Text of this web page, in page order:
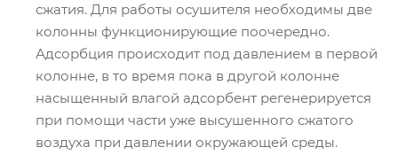
сжатия. Для работы осушителя необходимы две
колонны функционирующие поочередно.
Адсорбция происходит под давлением в первой
колонне, в то время пока в другой колонне
насыщенный влагой адсорбент регенерируется
при помощи части уже высушенного сжатого
воздуха при давлении окружающей среды.